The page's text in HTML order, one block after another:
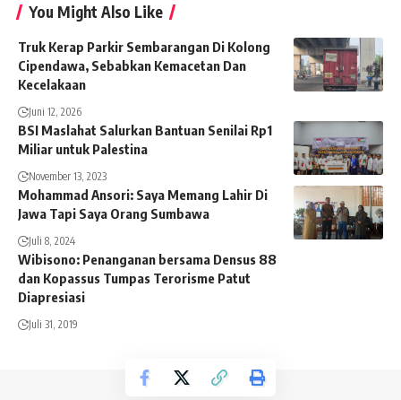
You Might Also Like
Truk Kerap Parkir Sembarangan Di Kolong
Cipendawa, Sebabkan Kemacetan Dan
Kecelakaan
Juni 12, 2026
BSI Maslahat Salurkan Bantuan Senilai Rp1
Miliar untuk Palestina
November 13, 2023
Mohammad Ansori: Saya Memang Lahir Di
Jawa Tapi Saya Orang Sumbawa
Juli 8, 2024
Wibisono: Penanganan bersama Densus 88
dan Kopassus Tumpas Terorisme Patut
Diapresiasi
Juli 31, 2019